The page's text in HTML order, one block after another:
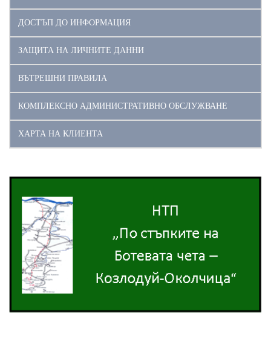
ДОСТЪП ДО ИНФОРМАЦИЯ
ЗАЩИТА НА ЛИЧНИТЕ ДАННИ
ВЪТРЕШНИ ПРАВИЛА
КОМПЛЕКСНО АДМИНИСТРАТИВНО ОБСЛУЖВАНЕ
ХАРТА НА КЛИЕНТА